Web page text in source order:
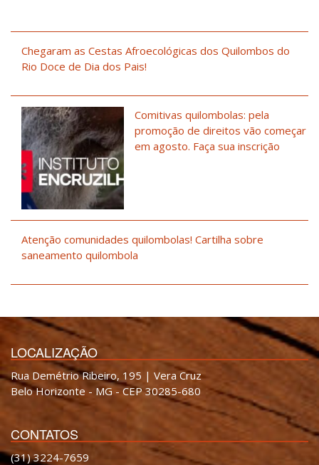
Chegaram as Cestas Afroecológicas dos Quilombos do
Rio Doce de Dia dos Pais!
Comitivas quilombolas: pela
promoção de direitos vão começar
em agosto. Faça sua inscrição
Atenção comunidades quilombolas! Cartilha sobre
saneamento quilombola
LOCALIZAÇÃO
Rua Demétrio Ribeiro, 195 | Vera Cruz
Belo Horizonte - MG - CEP 30285-680
CONTATOS
(31) 3224-7659